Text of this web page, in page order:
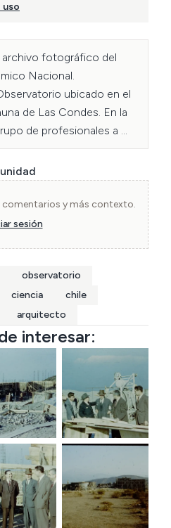
uso
fotográfico del
Nacional.
ubicado en el
de Las Condes. En la
de profesionales a
construcción viendo la
comentarios y más contexto.
sesión
observatorio
ciencia
chile
arquitecto
interesar: